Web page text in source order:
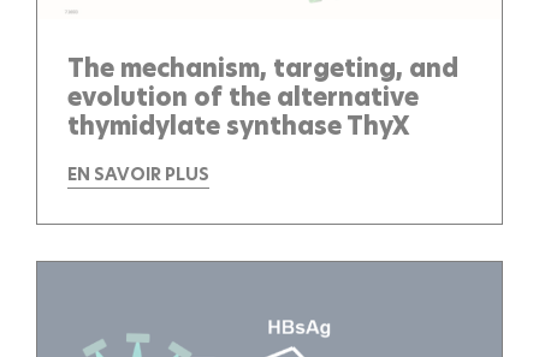
The mechanism, targeting, and
evolution of the alternative
thymidylate synthase ThyX
EN SAVOIR PLUS